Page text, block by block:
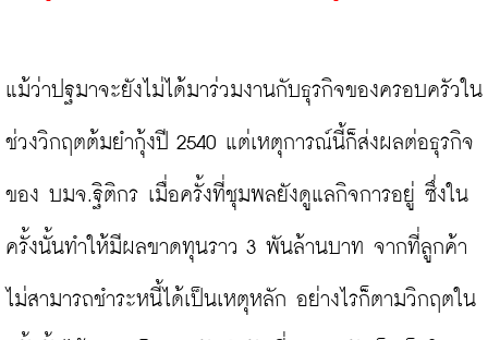
แม้ว่าปฐมาจะยังไม่ได้มาร่วมงานกับธุรกิจของครอบครัวใน
ช่วงวิกฤตต้มยำกุ้งปี 2540 แต่เหตุการณ์นี้ก็ส่งผลต่อธุรกิจ
ของ บมจ.ฐิติกร เมื่อครั้งที่ชุมพลยังดูแลกิจการอยู่ ซึ่งใน
ครั้งนั้นทำให้มีผลขาดทุนราว 3 พันล้านบาท จากที่ลูกค้า
ไม่สามารถชำระหนี้ได้เป็นเหตุหลัก อย่างไรก็ตามวิกฤตใน